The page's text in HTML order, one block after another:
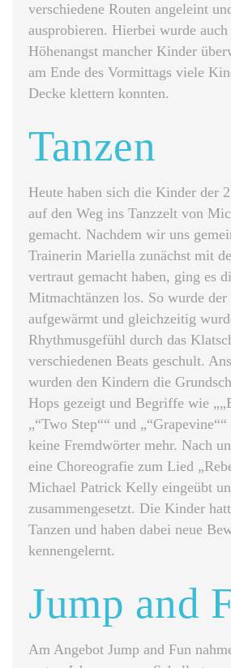
verschiedene Routen angeleint
ausprobieren. Hierbei wurde
Höhenangst mancher Kinder
am Ende des Vormittags viele
Decke klettern konnten.
Tanzen
Heute haben sich die Kinder der
auf den Weg ins Tanzzelt von
gemacht. Nachdem wir uns
Trainerin Mariella zunächst mit
vertraut gemacht haben, ging es
Mitmachtänzen los. So wurde
aufgewärmt und gleichzeitig
Rhythmusgefühl durch das
verschiedenen Beats geschult.
wurden den Kindern die
Hops gezeigt und Begriffe wie
„“Two Step““ und
keine Fremdwörter mehr. Nach
eine Choreografie zum Lied
Michael Patrick Kelly eingeübt
zusammengesetzt. Die Kinder
Tanzen und haben dabei neue
kennengelernt.
Jump and
Am Angebot Jump and Fun